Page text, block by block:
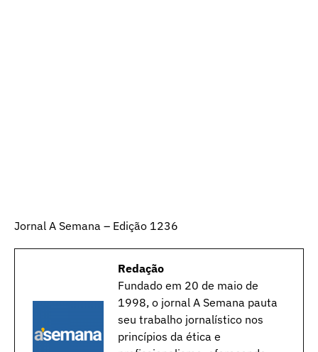
Jornal A Semana – Edição 1236
Redação
Fundado em 20 de maio de
1998, o jornal A Semana pauta
seu trabalho jornalístico nos
princípios da ética e